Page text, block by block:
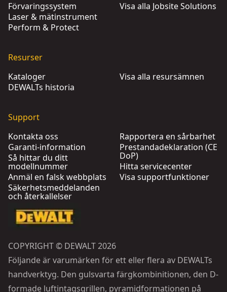
Förvaringssystem
Laser & mätinstrument
Perform & Protect
Visa alla Jobsite Solutions
Resurser
Kataloger
DEWALTs historia
Visa alla resursämnen
Support
Kontakta oss
Garanti-information
Så hittar du ditt
modellnummer
Anmäl en falsk webbplats
Säkerhetsmeddelanden
och återkallelser
Rapportera en sårbarhet
Prestandadeklaration (CE
DoP)
Hitta servicecenter
Visa supportfunktioner
COPYRIGHT © DEWALT 2026
Följande är varumärken för ett eller flera av DEWALTs
handverktyg. Den gulsvarta färgkombinitionen, den D-
formade luftintagsgrillen, pyramidformationen på